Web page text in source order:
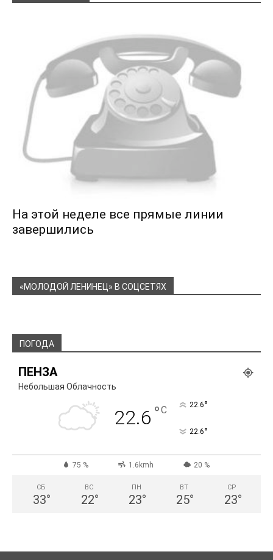
На этой неделе все прямые линии
завершились
«МОЛОДОЙ ЛЕНИНЕЦ» В СОЦСЕТЯХ
ПОГОДА
ПЕНЗА
Небольшая Облачность
22.6 °C 22.6°
22.6°
75 % 1.6kmh 20 %
СБ
33°
ВС
22°
ПН
23°
ВТ
25°
СР
23°